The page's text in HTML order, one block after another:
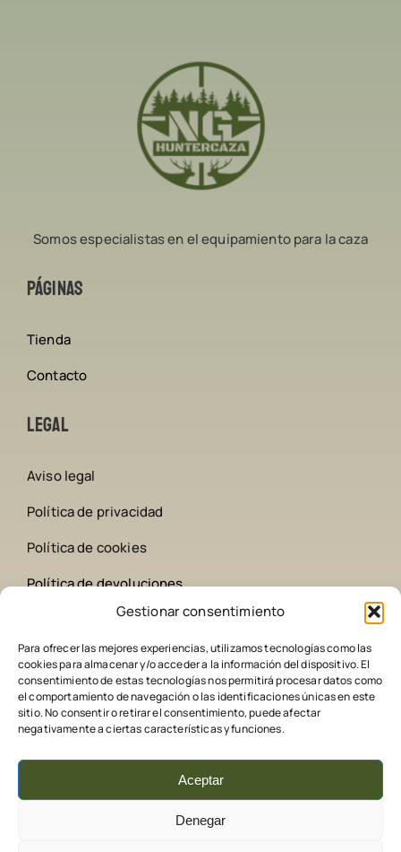
Gestionar consentimiento
Para ofrecer las mejores experiencias, utilizamos tecnologías como las
cookies para almacenar y/o acceder a la información del dispositivo. El
consentimiento de estas tecnologías nos permitirá procesar datos como
el comportamiento de navegación o las identificaciones únicas en este
sitio. No consentir o retirar el consentimiento, puede afectar
negativamente a ciertas características y funciones.
Aceptar
Denegar
Somos especialistas en el equipamiento para la caza
Páginas
Tienda
Contacto
Legal
Aviso legal
Política de privacidad
Política de cookies
Política de devoluciones
642 258 209
comederoscaza@gmail.com